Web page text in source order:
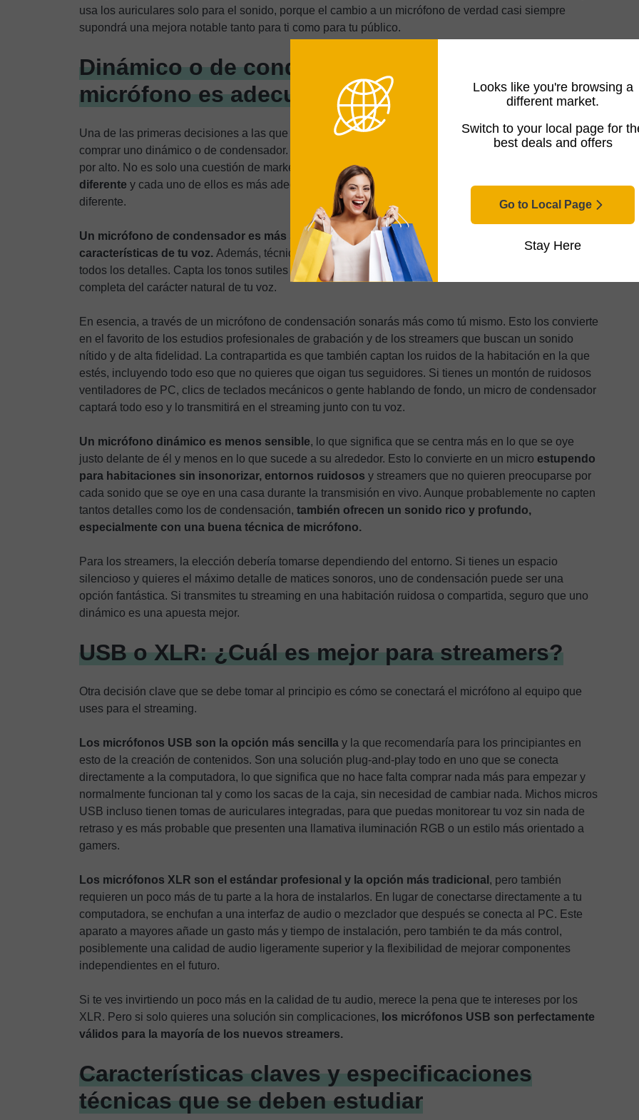
Looks like you're browsing a
different market.
Switch to your local page for
best deals and offers
Go to Local Page
Stay Here
usa los auriculares solo para el sonido, porque el cambio a un micrófono de verdad casi siempre
supondrá una mejora notable tanto para ti como para tu público.
Dinámico o de condensador: ¿Qué tipo de
micrófono es adecuado para streaming?
Una de las primeras decisiones a las que te enfrentarás al investigar los micrófonos es si deberías
comprar uno dinámico o de condensador. La diferencia entre ambos es esencial y no deberías pasarla
por alto. No es solo una cuestión de marketing, es quefuncionan de una forma totalmente
diferente y cada uno de ellos es más adecuado para un estilo y tienen una configuración totalmente
diferente.
Un micrófono de condensador es más sensible y es capaz de capturar las sutilezas
características de tu voz. Además, técnicamente es la opción de mayor calidad si buscas maximizar
todos los detalles. Capta los tonos sutiles y los agudos brillantes, transmitiendo una percepción más
completa del carácter natural de tu voz.
En esencia, a través de un micrófono de condensación sonarás más como tú mismo. Esto los convierte
en el favorito de los estudios profesionales de grabación y de los streamers que buscan un sonido
nítido y de alta fidelidad. La contrapartida es que también captan los ruidos de la habitación en la que
estés, incluyendo todo eso que no quieres que oigan tus seguidores. Si tienes un montón de ruidosos
ventiladores de PC, clics de teclados mecánicos o gente hablando de fondo, un micro de condensador
captará todo eso y lo transmitirá en el streaming junto con tu voz.
Un micrófono dinámico es menos sensible, lo que significa que se centra más en lo que se oye
justo delante de él y menos en lo que sucede a su alrededor. Esto lo convierte en un micro estupendo
para habitaciones sin insonorizar, entornos ruidosos y streamers que no quieren preocuparse por
cada sonido que se oye en una casa durante la transmisión en vivo. Aunque probablemente no capten
tantos detalles como los de condensación, también ofrecen un sonido rico y profundo,
especialmente con una buena técnica de micrófono.
Para los streamers, la elección debería tomarse dependiendo del entorno. Si tienes un espacio
silencioso y quieres el máximo detalle de matices sonoros, uno de condensación puede ser una
opción fantástica. Si transmites tu streaming en una habitación ruidosa o compartida, seguro que uno
dinámico es una apuesta mejor.
USB o XLR: ¿Cuál es mejor para streamers?
Otra decisión clave que se debe tomar al principio es cómo se conectará el micrófono al equipo que
uses para el streaming.
Los micrófonos USB son la opción más sencilla y la que recomendaría para los principiantes en
esto de la creación de contenidos. Son una solución plug-and-play todo en uno que se conecta
directamente a la computadora, lo que significa que no hace falta comprar nada más para empezar y
normalmente funcionan tal y como los sacas de la caja, sin necesidad de cambiar nada. Michos micros
USB incluso tienen tomas de auriculares integradas, para que puedas monitorear tu voz sin nada de
retraso y es más probable que presenten una llamativa iluminación RGB o un estilo más orientado a
gamers.
Los micrófonos XLR son el estándar profesional y la opción más tradicional , pero también
requieren un poco más de tu parte a la hora de instalarlos. En lugar de conectarse directamente a tu
computadora, se enchufan a una interfaz de audio o mezclador que después se conecta al PC. Este
aparato a mayores añade un gasto más y tiempo de instalación, pero también te da más control,
posiblemente una calidad de audio ligeramente superior y la flexibilidad de mejorar componentes
independientes en el futuro.
Si te ves invirtiendo un poco más en la calidad de tu audio, merece la pena que te intereses por los
XLR. Pero si solo quieres una solución sin complicaciones, los micrófonos USB son perfectamente
válidos para la mayoría de los nuevos streamers.
Características claves y especificaciones
técnicas que se deben estudiar